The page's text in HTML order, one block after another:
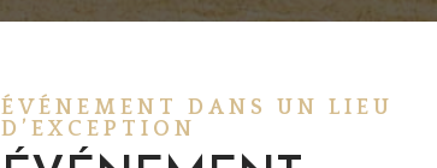
ÉVÉNEMENT DANS UN LIEU
D’EXCEPTION